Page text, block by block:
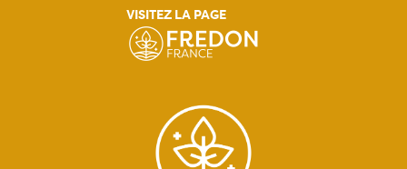
VISITEZ LA PAGE